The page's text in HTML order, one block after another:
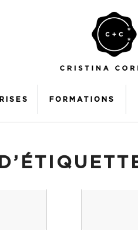
FORMATIONS